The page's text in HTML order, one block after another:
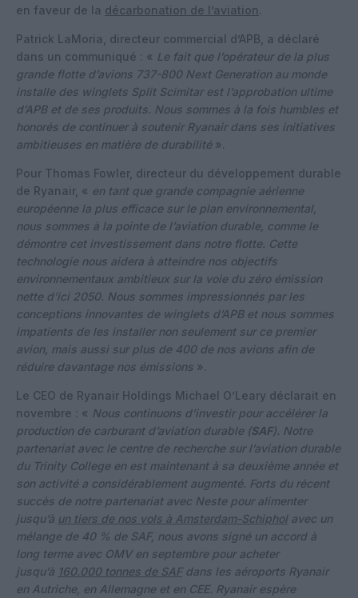
en faveur de la décarbonation de l’aviation.
Patrick LaMoria, directeur commercial d’APB, a déclaré
dans un communiqué : « Le fait que l’opérateur de la plus
grande flotte d’avions 737-800 Next Generation au monde
installe des winglets Split Scimitar est l’approbation ultime
d’APB et de ses produits. Nous sommes à la fois humbles et
honorés de continuer à soutenir Ryanair dans ses initiatives
ambitieuses en matière de durabilité ».
Pour Thomas Fowler, directeur du développement durable
de Ryanair, « en tant que grande compagnie aérienne
européenne la plus efficace sur le plan environnemental,
nous sommes à la pointe de l’aviation durable, comme le
démontre cet investissement dans notre flotte. Cette
technologie nous aidera à atteindre nos objectifs
environnementaux ambitieux sur la voie du zéro émission
nette d’ici 2050. Nous sommes impressionnés par les
conceptions innovantes de winglets d’APB et nous sommes
impatients de les installer non seulement sur ce premier
avion, mais aussi sur plus de 400 de nos avions afin de
réduire davantage nos émissions ».
Le CEO de Ryanair Holdings Michael O’Leary déclarait en
novembre : « Nous continuons d’investir pour accélérer la
production de carburant d’aviation durable (SAF). Notre
partenariat avec le centre de recherche sur l’aviation durable
du Trinity College en est maintenant à sa deuxième année et
son activité a considérablement augmenté. Forts du récent
succès de notre partenariat avec Neste pour alimenter
jusqu’à un tiers de nos vols à Amsterdam-Schipholavec un
mélange de 40 % de SAF, nous avons signé un accord à
long terme avec OMV en septembre pour acheter
jusqu’à 160.000 tonnes de SAFdans les aéroports Ryanair
en Autriche, en Allemagne et en CEE. Ryanair espère